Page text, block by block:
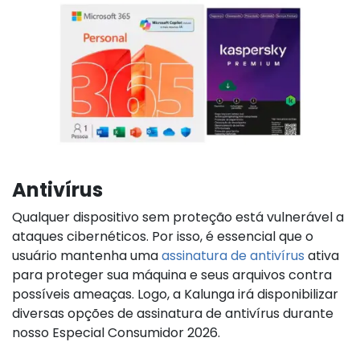
Antivírus
Qualquer dispositivo sem proteção está vulnerável a
ataques cibernéticos. Por isso, é essencial que o
usuário mantenha umaassinatura de antivírus ativa
para proteger sua máquina e seus arquivos contra
possíveis ameaças. Logo, a Kalunga irá disponibilizar
diversas opções de assinatura de antivírus durante
nosso Especial Consumidor 2026.